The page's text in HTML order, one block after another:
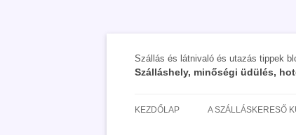
Szállás és látnivaló és utazás tippek
Szálláshely, minőségi üdülés,
KEZDŐLAP A SZÁLLÁSKERESŐ